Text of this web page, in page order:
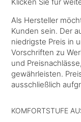
Als Hersteller
Kunden sein. Der
niedrigste Preis in
Vorschriften zu
und
gewährleisten.
ausschließlich
KOMFORTSTUFE